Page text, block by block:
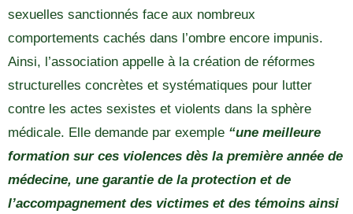
sexuelles sanctionnés face aux nombreux
comportements cachés dans l’ombre encore impunis.
Ainsi, l’association appelle à la création de réformes
structurelles concrètes et systématiques pour lutter
contre les actes sexistes et violents dans la sphère
médicale. Elle demande par exemple “une meilleure
formation sur ces violences dès la première année de
médecine, une garantie de la protection et de
l’accompagnement des victimes et des témoins ainsi